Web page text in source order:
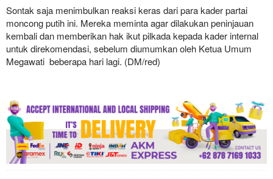
Sontak saja menimbulkan reaksi keras dari para kader partai
moncong putih ini. Mereka meminta agar dilakukan peninjauan
kembali dan memberikan hak ikut pilkada kepada kader internal
untuk direkomendasi, sebelum diumumkan oleh Ketua Umum
Megawati beberapa hari lagi. (DM/red)